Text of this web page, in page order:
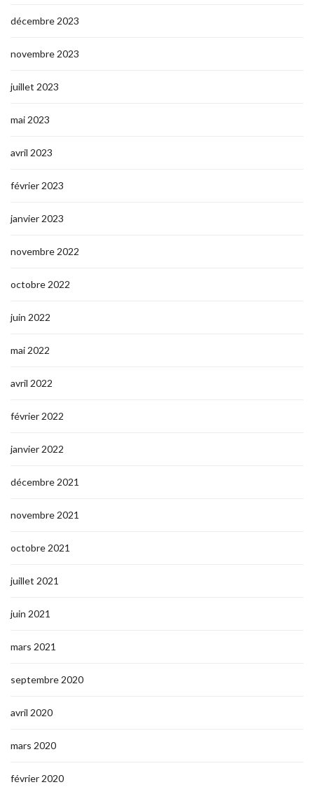
décembre 2023
novembre 2023
juillet 2023
mai 2023
avril 2023
février 2023
janvier 2023
novembre 2022
octobre 2022
juin 2022
mai 2022
avril 2022
février 2022
janvier 2022
décembre 2021
novembre 2021
octobre 2021
juillet 2021
juin 2021
mars 2021
septembre 2020
avril 2020
mars 2020
février 2020